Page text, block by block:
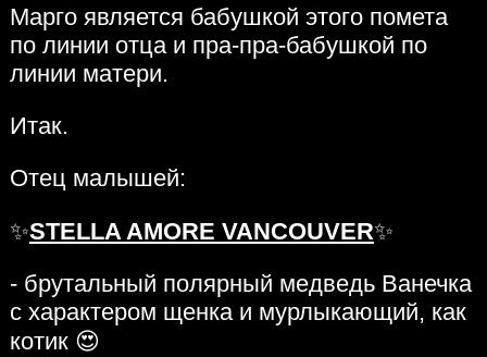
Марго является бабушкой этого помета
по линии отца и пра-пра-бабушкой по
линии матери.
Итак.
Отец малышей:
✨STELLA AMORE VANCOUVER✨
- брутальный полярный медведь Ванечка
с характером щенка и мурлыкающий, как
котик 😍